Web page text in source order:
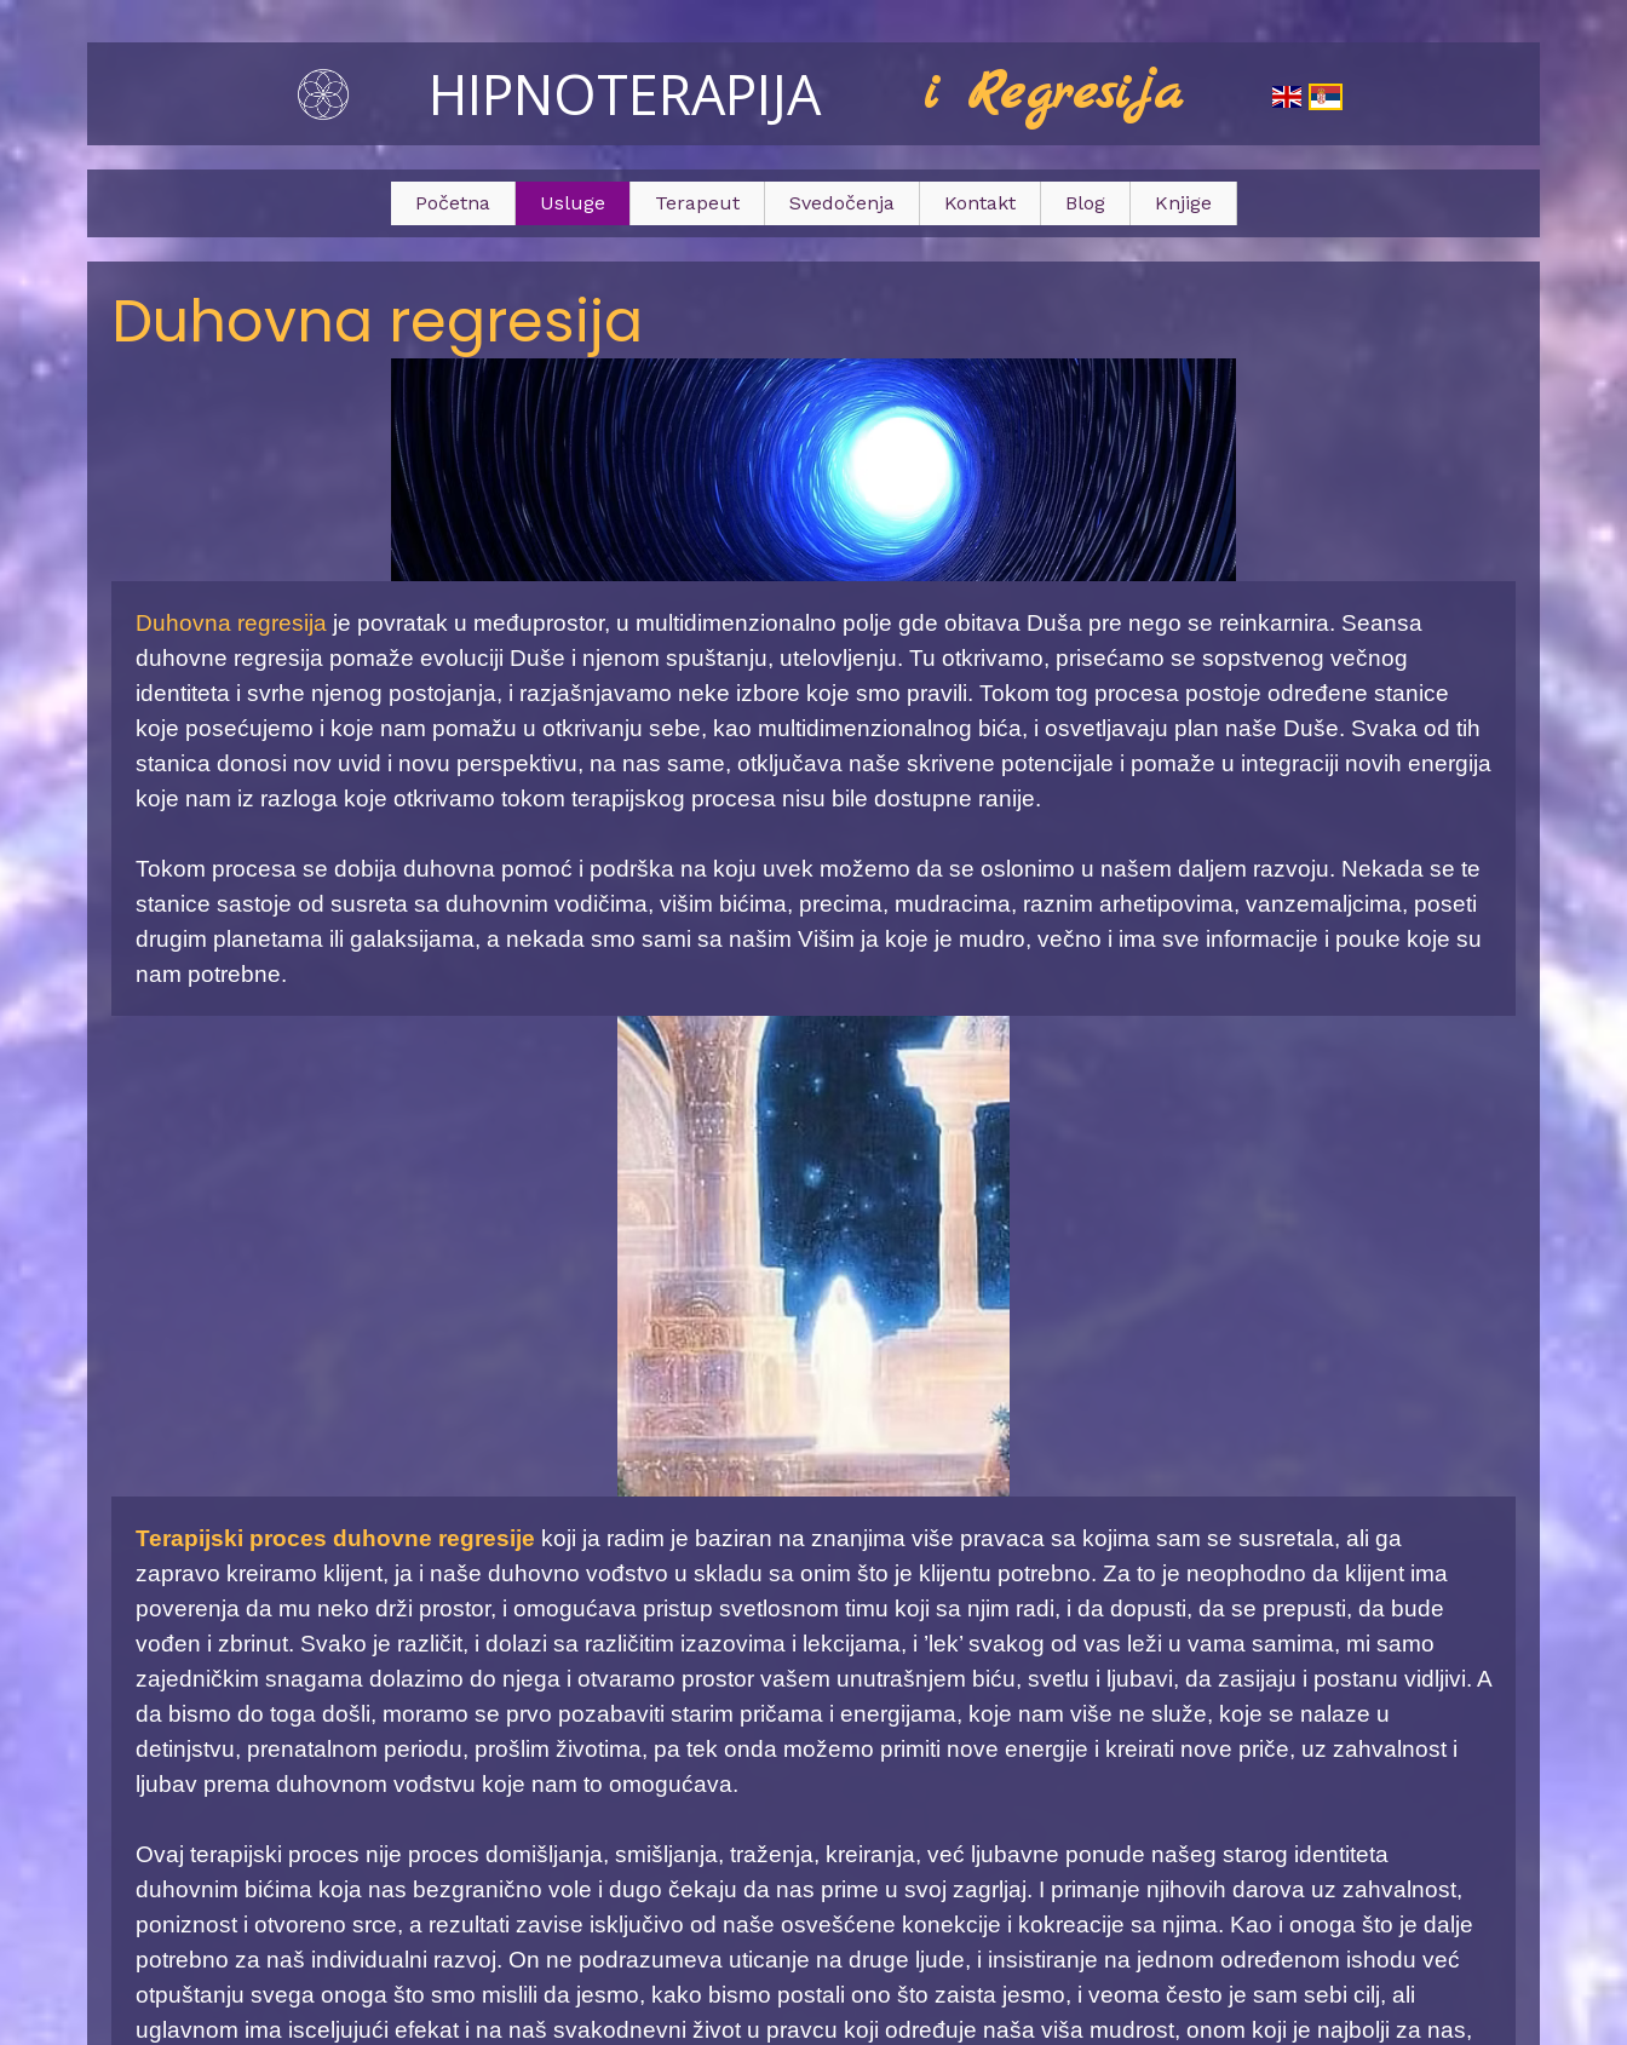
HIPNOTERAPIJA i Regresija
Početna Usluge Terapeut Svedočenja Kontakt Blog Knjige
Duhovna regresija
Duhovna regresija je povratak u međuprostor, u multidimenzionalno polje gde obitava Duša pre nego se reinkarnira. Seansa
duhovne regresija pomaže evoluciji Duše i njenom spuštanju, utelovljenju. Tu otkrivamo, prisećamo se sopstvenog večnog
identiteta i svrhe njenog postojanja, i razjašnjavamo neke izbore koje smo pravili. Tokom tog procesa postoje određene stanice
koje posećujemo i koje nam pomažu u otkrivanju sebe, kao multidimenzionalnog bića, i osvetljavaju plan naše Duše. Svaka od tih
stanica donosi nov uvid i novu perspektivu, na nas same, otključava naše skrivene potencijale i pomaže u integraciji novih energija
koje nam iz razloga koje otkrivamo tokom terapijskog procesa nisu bile dostupne ranije.
Tokom procesa se dobija duhovna pomoć i podrška na koju uvek možemo da se oslonimo u našem daljem razvoju. Nekada se te
stanice sastoje od susreta sa duhovnim vodičima, višim bićima, precima, mudracima, raznim arhetipovima, vanzemaljcima, poseti
drugim planetama ili galaksijama, a nekada smo sami sa našim Višim ja koje je mudro, večno i ima sve informacije i pouke koje su
nam potrebne.
Terapijski proces duhovne regresije koji ja radim je baziran na znanjima više pravaca sa kojima sam se susretala, ali ga
zapravo kreiramo klijent, ja i naše duhovno vođstvo u skladu sa onim što je klijentu potrebno. Za to je neophodno da klijent ima
poverenja da mu neko drži prostor, i omogućava pristup svetlosnom timu koji sa njim radi, i da dopusti, da se prepusti, da bude
vođen i zbrinut. Svako je različit, i dolazi sa različitim izazovima i lekcijama, i ’lek’ svakog od vas leži u vama samima, mi samo
zajedničkim snagama dolazimo do njega i otvaramo prostor vašem unutrašnjem biću, svetlu i ljubavi, da zasijaju i postanu vidljivi. A
da bismo do toga došli, moramo se prvo pozabaviti starim pričama i energijama, koje nam više ne služe, koje se nalaze u
detinjstvu, prenatalnom periodu, prošlim životima, pa tek onda možemo primiti nove energije i kreirati nove priče, uz zahvalnost i
ljubav prema duhovnom vođstvu koje nam to omogućava.
Ovaj terapijski proces nije proces domišljanja, smišljanja, traženja, kreiranja, već ljubavne ponude našeg starog identiteta
duhovnim bićima koja nas bezgranično vole i dugo čekaju da nas prime u svoj zagrljaj. I primanje njihovih darova uz zahvalnost,
poniznost i otvoreno srce, a rezultati zavise isključivo od naše osvešćene konekcije i kokreacije sa njima. Kao i onoga što je dalje
potrebno za naš individualni razvoj. On ne podrazumeva uticanje na druge ljude, i insistiranje na jednom određenom ishodu već
otpuštanju svega onoga što smo mislili da jesmo, kako bismo postali ono što zaista jesmo, i veoma često je sam sebi cilj, ali
uglavnom ima isceljujući efekat i na naš svakodnevni život u pravcu koji određuje naša viša mudrost, onom koji je najbolji za nas,